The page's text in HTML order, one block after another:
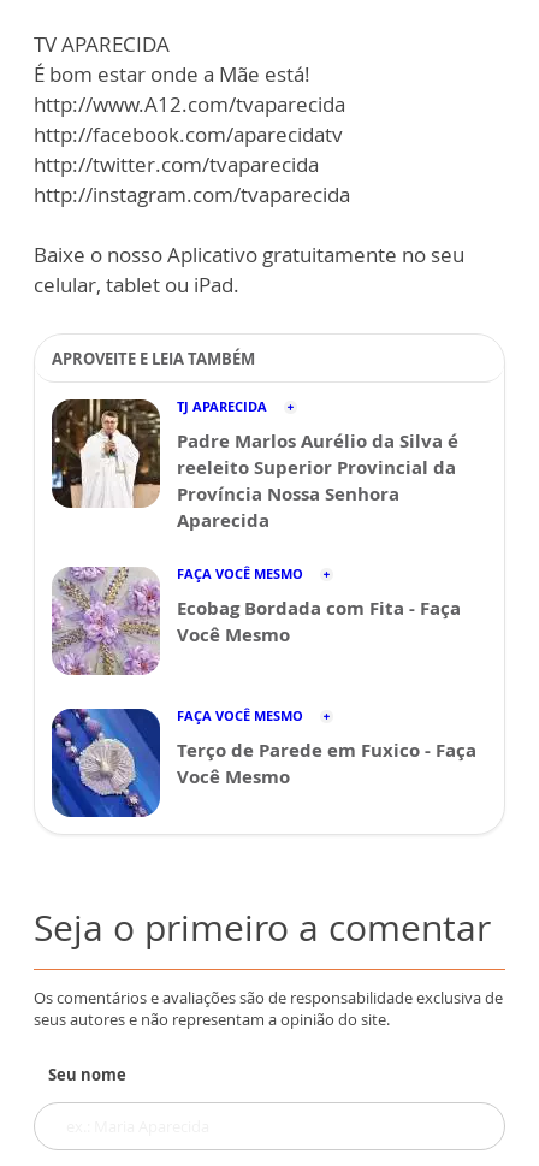
TV APARECIDA
É bom estar onde a Mãe está!
http://www.A12.com/tvaparecida
http://facebook.com/aparecidatv
http://twitter.com/tvaparecida
http://instagram.com/tvaparecida
Baixe o nosso Aplicativo gratuitamente no seu
celular, tablet ou iPad.
APROVEITE E LEIA TAMBÉM
TJ APARECIDA
Padre Marlos Aurélio da Silva é
reeleito Superior Provincial da
Província Nossa Senhora
Aparecida
FAÇA VOCÊ MESMO
Ecobag Bordada com Fita - Faça
Você Mesmo
FAÇA VOCÊ MESMO
Terço de Parede em Fuxico - Faça
Você Mesmo
Seja o primeiro a comentar
Os comentários e avaliações são de responsabilidade exclusiva de
seus autores e não representam a opinião do site.
Seu nome